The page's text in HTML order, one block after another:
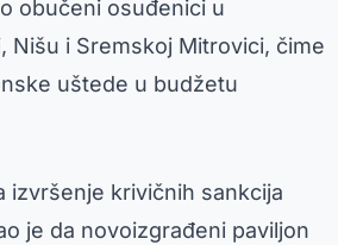
obučeni osuđenici u
Nišu i Sremskoj Mitrovici, čime
uštede u budžetu
izvršenje krivičnih sankcija
je da novoizgrađeni paviljon